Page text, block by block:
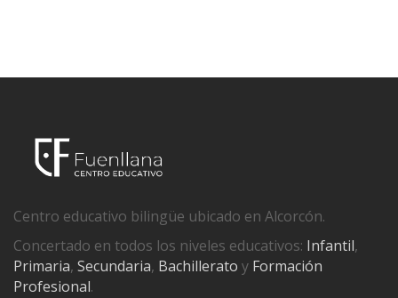
Centro educativo bilingüe ubicado en Alcorcón.
Concertado en todos los niveles educativos: Infantil,
Primaria, Secundaria, Bachillerato y Formación
Profesional.